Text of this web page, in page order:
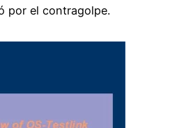
por el contragolpe.